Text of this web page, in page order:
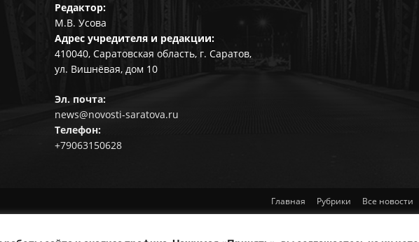
Редактор:
М.В. Усова
Адрес учредителя и редакции:
410040, Саратовская область, г. Саратов,
ул. Вишнёвая, дом 10
Эл. почта:
news@novosti-saratova.ru
Телефон:
+79063150628
Главная Рубрики Все новости